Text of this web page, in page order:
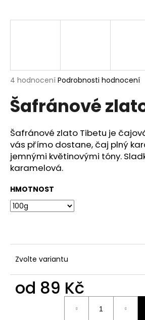
Průměrné
produktu
je
z
5
hvězdiček.
4 hodnocení Podrobnosti hodnocení
Šafránové
Šafránové zlato Tibetu je
vás přímo dostane, čaj plný
jemnými květinovými tóny.
karamelová.
HMOTNOST
Zvolte variantu
od 89 Kč
j
?
D
o
p
o
r
e
m
e